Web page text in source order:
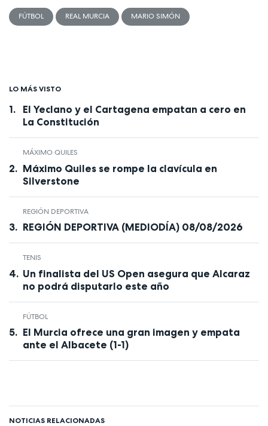
FÚTBOL REAL MURCIA MARIO SIMÓN
LO MÁS VISTO
El Yeclano y el Cartagena empatan a cero en
La Constitución
MÁXIMO QUILES
Máximo Quiles se rompe la clavícula en
Silverstone
REGIÓN DEPORTIVA
REGIÓN DEPORTIVA (MEDIODÍA) 08/08/2026
TENIS
Un finalista del US Open asegura que Alcaraz
no podrá disputarlo este año
FÚTBOL
El Murcia ofrece una gran imagen y empata
ante el Albacete (1-1)
NOTICIAS RELACIONADAS